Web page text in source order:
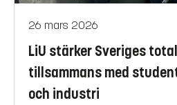
26 mars 2026
LiU stärker Sveriges
tillsammans med
och industri